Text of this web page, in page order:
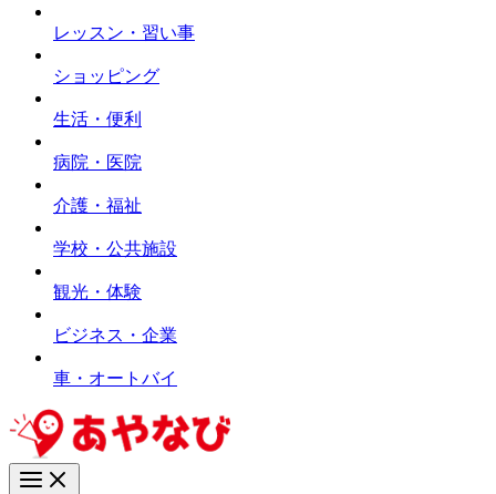
レッスン・習い事
ショッピング
生活・便利
病院・医院
介護・福祉
学校・公共施設
観光・体験
ビジネス・企業
車・オートバイ